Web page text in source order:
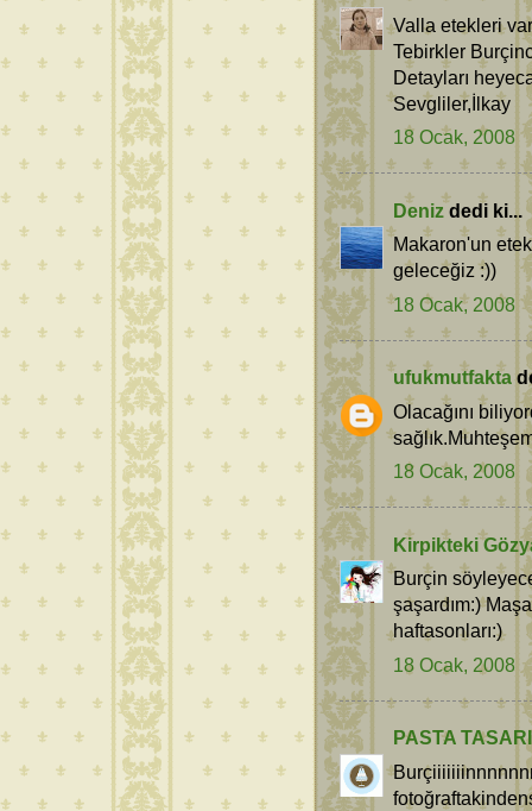
Valla etekleri
Tebirkler
Detayları
Sevgliler,İlkay
18 Ocak, 2008
Denizdedi ki...
Makaron'un
geleceğiz :))
18 Ocak, 2008
ufukmutfakta
Olacağını
18 Ocak, 2008
Kirpikteki
Burçin
şaşardım:)
haftasonları:)
18 Ocak, 2008
PASTA